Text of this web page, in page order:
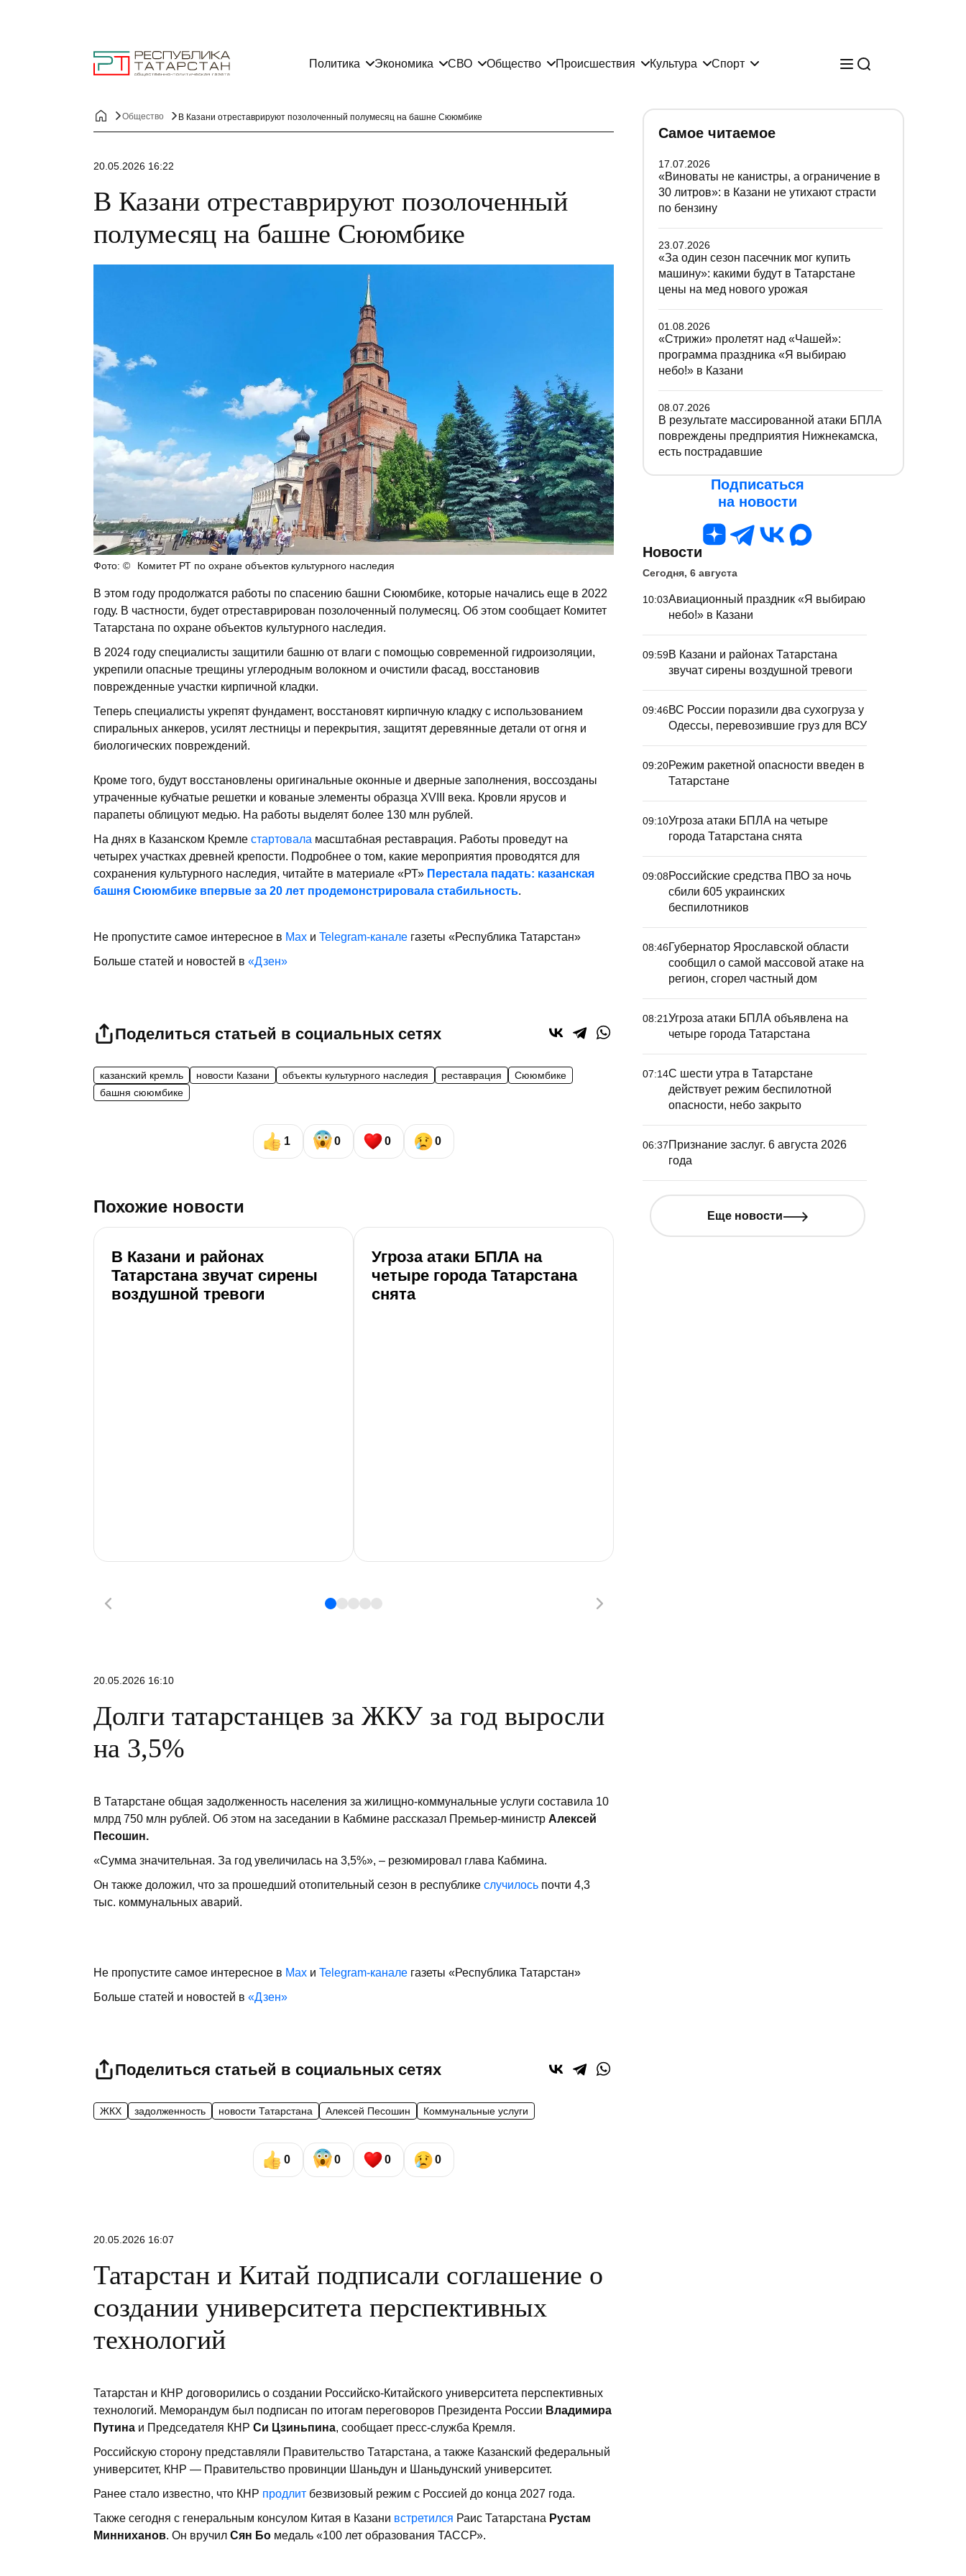
Политика Экономика СВО Общество Происшествия Культура Спорт
Общество В Казани отреставрируют позолоченный полумесяц на башне Сююмбике
20.05.2026 16:22
В Казани отреставрируют позолоченный
полумесяц на башне Сююмбике
Комитет РТ по охране объектов культурного наследия
В этом году продолжатся работы по спасению башни Сююмбике, которые начались еще в 2022
году. В частности, будет отреставрирован позолоченный полумесяц. Об этом сообщает Комитет
Татарстана по охране объектов культурного наследия.
В 2024 году специалисты защитили башню от влаги с помощью современной гидроизоляции,
укрепили опасные трещины углеродным волокном и очистили фасад, восстановив
поврежденные участки кирпичной кладки.
Теперь специалисты укрепят фундамент, восстановят кирпичную кладку с использованием
спиральных анкеров, усилят лестницы и перекрытия, защитят деревянные детали от огня и
биологических повреждений.
Кроме того, будут восстановлены оригинальные оконные и дверные заполнения, воссозданы
утраченные кубчатые решетки и кованые элементы образца XVIII века. Кровли ярусов и
парапеты облицуют медью. На работы выделят более 130 млн рублей.
На днях в Казанском Кремле стартовала масштабная реставрация. Работы проведут на
четырех участках древней крепости. Подробнее о том, какие мероприятия проводятся для
сохранения культурного наследия, читайте в материале «РТ» Перестала падать: казанская
башня Сююмбике впервые за 20 лет продемонстрировала стабильность.
Не пропустите самое интересное в Max и Telegram-канале газеты «Республика Татарстан»
Больше статей и новостей в «Дзен»
Поделиться статьей в социальных сетях
казанский кремль новости Казани объекты культурного наследия реставрация
Сююмбике
башня сююмбике
1 0 0 0
Похожие новости
В Казани и районах
Татарстана звучат сирены
воздушной тревоги
Угроза атаки БПЛА на
четыре города Татарстана
снята
20.05.2026 16:10
Долги татарстанцев за ЖКУ за год выросли
на 3,5%
В Татарстане общая задолженность населения за жилищно-коммунальные услуги составила 10
млрд 750 млн рублей. Об этом на заседании в Кабмине рассказал Премьер-министр Алексей
Песошин.
«Сумма значительная. За год увеличилась на 3,5%», – резюмировал глава Кабмина.
Он также доложил, что за прошедший отопительный сезон в республике случилось почти 4,3
тыс. коммунальных аварий.
Не пропустите самое интересное в Max и Telegram-канале газеты «Республика Татарстан»
Больше статей и новостей в «Дзен»
Поделиться статьей в социальных сетях
ЖКХ задолженность новости Татарстана Алексей Песошин Коммунальные услуги
0 0 0 0
20.05.2026 16:07
Татарстан и Китай подписали соглашение о
создании университета перспективных
технологий
Татарстан и КНР договорились о создании Российско-Китайского университета перспективных
технологий. Меморандум был подписан по итогам переговоров Президента России Владимира
Путина и Председателя КНР Си Цзиньпина, сообщает пресс-служба Кремля.
Российскую сторону представляли Правительство Татарстана, а также Казанский федеральный
университет, КНР — Правительство провинции Шаньдун и Шаньдунский университет.
Ранее стало известно, что КНР продлит безвизовый режим с Россией до конца 2027 года.
Также сегодня с генеральным консулом Китая в Казани встретился Раис Татарстана Рустам
Минниханов. Он вручил Сян Бо медаль «100 лет образования ТАССР».
Самое читаемое
17.07.2026
«Виноваты не канистры, а ограничение в
30 литров»: в Казани не утихают страсти
по бензину
23.07.2026
«За один сезон пасечник мог купить
машину»: какими будут в Татарстане
цены на мед нового урожая
01.08.2026
«Стрижи» пролетят над «Чашей»:
программа праздника «Я выбираю
небо!» в Казани
08.07.2026
В результате массированной атаки БПЛА
повреждены предприятия Нижнекамска,
есть пострадавшие
Подписаться
на новости
Новости
Сегодня, 6 августа
10:03Авиационный праздник «Я выбираю
небо!» в Казани
09:59В Казани и районах Татарстана
звучат сирены воздушной тревоги
09:46ВС России поразили два сухогруза у
Одессы, перевозившие груз для ВСУ
09:20Режим ракетной опасности введен в
Татарстане
09:10Угроза атаки БПЛА на четыре
города Татарстана снята
09:08Российские средства ПВО за ночь
сбили 605 украинских
беспилотников
08:46Губернатор Ярославской области
сообщил о самой массовой атаке на
регион, сгорел частный дом
08:21Угроза атаки БПЛА объявлена на
четыре города Татарстана
07:14С шести утра в Татарстане
действует режим беспилотной
опасности, небо закрыто
06:37Признание заслуг. 6 августа 2026
года
Еще новости